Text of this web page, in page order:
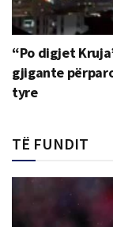
“Po digjet
gjigante
tyre
TË FUNDIT